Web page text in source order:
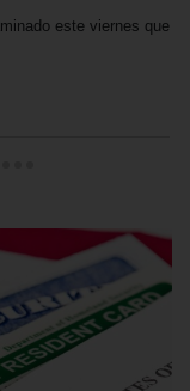
este viernes que